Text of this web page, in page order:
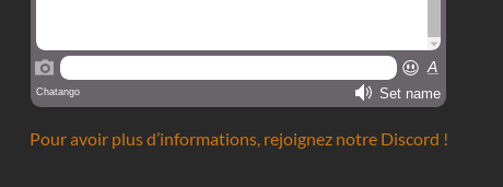
Pour avoir plus d’informations, rejoignez notre Discord !